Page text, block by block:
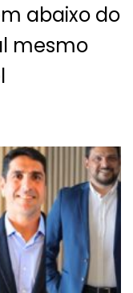
abaixo do
mesmo